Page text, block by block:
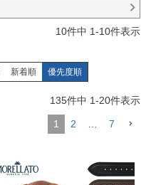
10件中 1-10件表示
新着順 優先度順
135件中 1-20件表示
1 2 7